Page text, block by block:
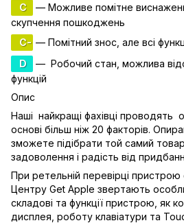
C
— Можливе помітне
скупчення пошкоджень
C- — Помітний знос, але всі
D
— Робочий стан, можлива
функцій
Опис
Наші найкращі фахівці проводять
основі більш ніж 20 факторів.
зможете підібрати той самий
задоволення і радість від
При ретельній перевірці пристрою
Центру Get Apple звертають
складові та функції пристрою, як
дисплея, роботу клавіатури та